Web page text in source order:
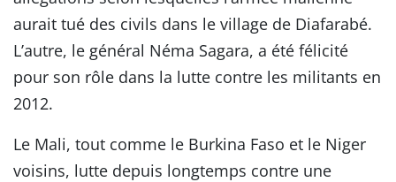
aurait tué des civils dans le village de Diafarabé.
L’autre, le général Néma Sagara, a été félicité
pour son rôle dans la lutte contre les militants en
2012.
Le Mali, tout comme le Burkina Faso et le Niger
voisins, lutte depuis longtemps contre une